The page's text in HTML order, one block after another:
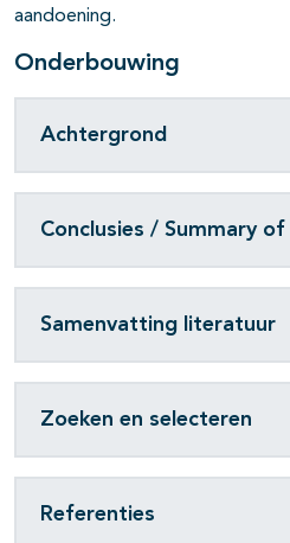
aandoening.
Onderbouwing
Achtergrond
Conclusies / Summary of
Samenvatting literatuur
Zoeken en selecteren
Referenties